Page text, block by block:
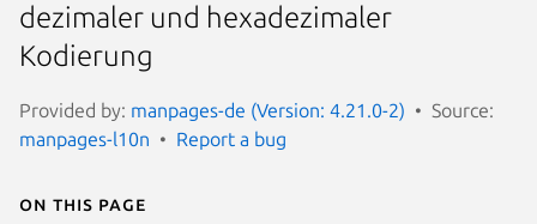
dezimaler und hexadezimaler
Kodierung
Provided by: manpages-de (Version: 4.21.0-2)
Source:
manpages-l10n
Report a bug
On this page